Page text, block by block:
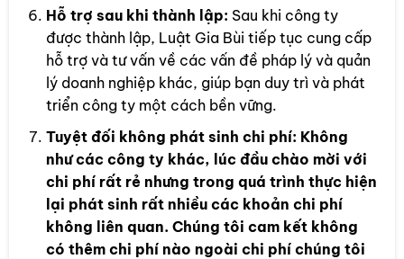
Hỗ trợ sau khi thành lập: Sau khi công ty
được thành lập, Luật Gia Bùi tiếp tục cung cấp
hỗ trợ và tư vấn về các vấn đề pháp lý và quản
lý doanh nghiệp khác, giúp bạn duy trì và phát
triển công ty một cách bền vững.
Tuyệt đối không phát sinh chi phí: Không
như các công ty khác, lúc đầu chào mời với
chi phí rất rẻ nhưng trong quá trình thực hiện
lại phát sinh rất nhiều các khoản chi phí
không liên quan. Chúng tôi cam kết không
có thêm chi phí nào ngoài chi phí chúng tôi